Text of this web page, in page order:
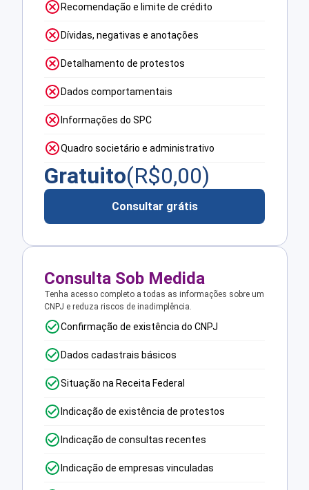
Recomendação e limite de crédito
Dívidas, negativas e anotações
Detalhamento de protestos
Dados comportamentais
Informações do SPC
Quadro societário e administrativo
Gratuito(R$0,00)
Consultar grátis
Consulta Sob Medida
Tenha acesso completo a todas as informações sobre um
CNPJ e reduza riscos de inadimplência.
Confirmação de existência do CNPJ
Dados cadastrais básicos
Situação na Receita Federal
Indicação de existência de protestos
Indicação de consultas recentes
Indicação de empresas vinculadas